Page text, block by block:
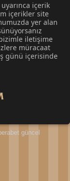
içerik
içerikler site
yer alan
iletişime
müracaat
günü içerisinde
güncel